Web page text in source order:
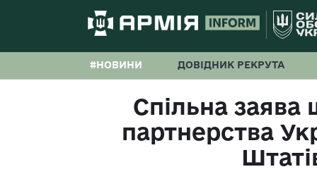
#НОВИНИ ДОВІДНИК РЕКРУТА
Спільна заява
партнерства